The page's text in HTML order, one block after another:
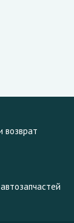
возврат